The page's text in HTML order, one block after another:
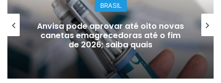
Bilhete premiado de quase R$ 6
milhões é recuperado do lixo por
coletores